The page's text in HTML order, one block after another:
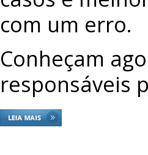
com um erro.
Conheçam
responsáveis